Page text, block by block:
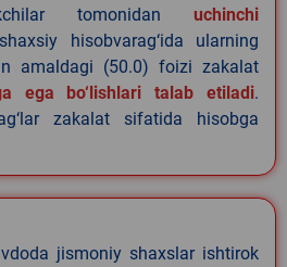
tomonidan uchinchi
hisobvarag‘ida ularning
amaldagi (50.0) foizi zakalat
ega bo‘lishlari talab etiladi.
zakalat sifatida hisobga
jismoniy shaxslar ishtirok